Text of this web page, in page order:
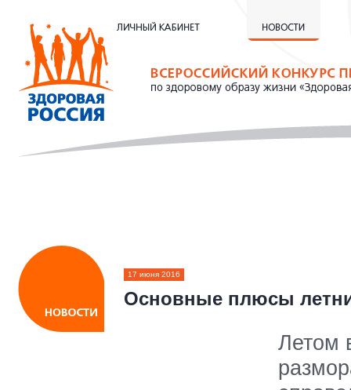
17 июня 2016
Основные плюсы
Летом